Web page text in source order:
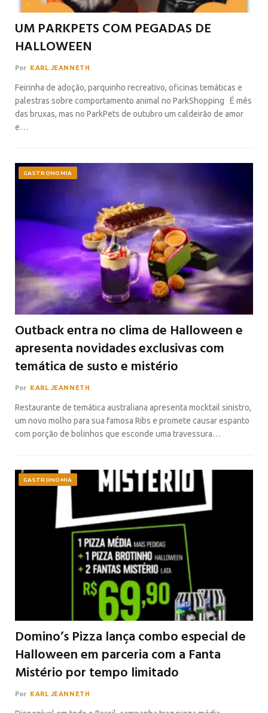
UM PARKPETS COM PEGADAS DE
HALLOWEEN
Por KARL JEANNETH
Feirinha de adoção, parquinho recreativo, oficinas temáticas e
palestras sobre comportamento animal no ParkShopping É mês
das bruxas, mas no ParkPets de outubro um caldeirão de amor
e…
GASTRONOMIA
Outback entra no clima de Halloween e
apresenta novidades exclusivas com
temática de susto e mistério
Por KARL JEANNETH
Restaurante de temática australiana apresenta mocktail sinistro,
um novo molho para sua famosa Ribs e promete causar espanto
com porção de bolinhos que esconde uma travessura…
GASTRONOMIA
Domino’s Pizza lança combo especial de
Halloween em parceria com a Fanta
Mistério por tempo limitado
Por KARL JEANNETH